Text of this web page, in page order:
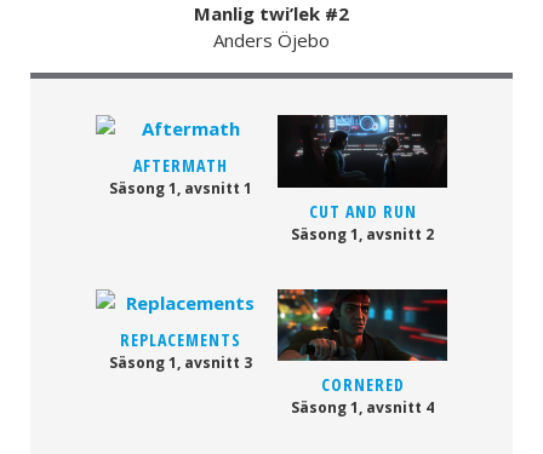
Manlig twi’lek #2
Anders Öjebo
AFTERMATH
Säsong 1, avsnitt 1
CUT AND RUN
Säsong 1, avsnitt 2
REPLACEMENTS
Säsong 1, avsnitt 3
CORNERED
Säsong 1, avsnitt 4